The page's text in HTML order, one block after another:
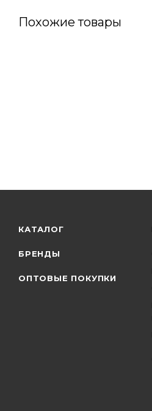
Похожие товары
КАТАЛОГ
БРЕНДЫ
ОПТОВЫЕ ПОКУПКИ